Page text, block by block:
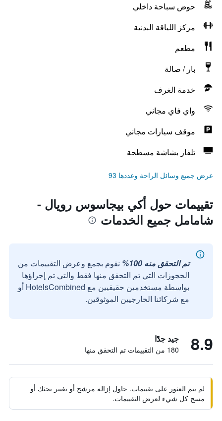
حوض سباحة داخلي
مركز اللياقة البدنية
مطعم
بار / صالة
خدمة الغرف
واي فاي مجاني
موقف سيارات مجاني
تلفاز بشاشة مسطحة
عرض جميع وسائل الراحة وعددها 93
تقييمات حول أكي بيجاسوس رويال -
شامامل جميع الخدمات
تم التحقق منه 100%
نقوم بجمع وعرض التقييمات من
الحجوزات التي تم التحقق منها فقط والتي تم إجراؤها
بواسطة مستخدمين حقيقيين مع HotelsCombined أو
مع شركائنا الخارجيين الموثوقين.
8.9 جيد جدًا
180 من التقييمات تم التحقق منها
لم يتم العثور على تقييمات. حاول إزالة مرشح أو تغيير بحثك أو
مسح كل شيء لعرض التقييمات.